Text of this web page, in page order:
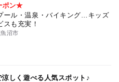
ポン★
ール・温泉・バイキング…キッズ
スも充実！
沼市
しく遊べる人気スポット♪